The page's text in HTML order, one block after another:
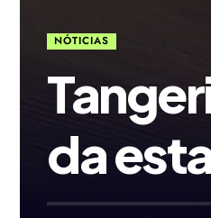
NÓTICIAS
da